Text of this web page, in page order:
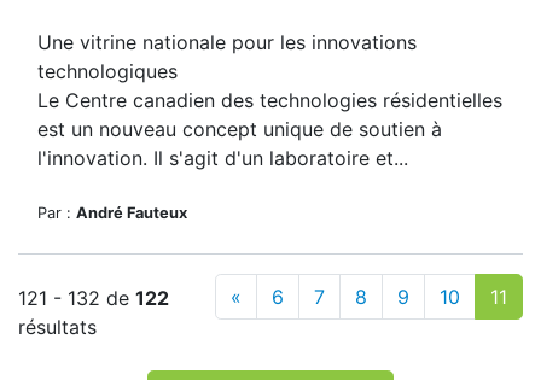
Une vitrine nationale pour les innovations
technologiques
Le Centre canadien des technologies résidentielles
est un nouveau concept unique de soutien à
l'innovation. Il s'agit d'un laboratoire et...
Par : André Fauteux
121 - 132 de 122
résultats
« 6 7 8 9 10 11